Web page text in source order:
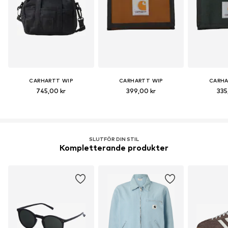
CARHARTT WIP
745,00 kr
CARHARTT WIP
399,00 kr
SLUTFÖR DIN STIL
Kompletterande produkter